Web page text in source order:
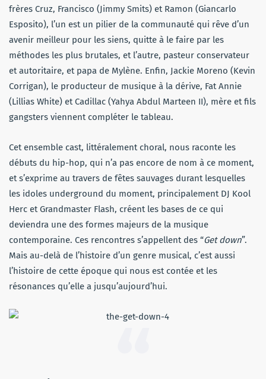
frères Cruz, Francisco (Jimmy Smits) et Ramon (Giancarlo
Esposito), l’un est un pilier de la communauté qui rêve d’un
avenir meilleur pour les siens, quitte à le faire par les
méthodes les plus brutales, et l’autre, pasteur conservateur
et autoritaire, et papa de Mylène. Enfin, Jackie Moreno (Kevin
Corrigan), le producteur de musique à la dérive, Fat Annie
(Lillias White) et Cadillac (Yahya Abdul Marteen II), mère et fils
gangsters viennent compléter le tableau.
Cet ensemble cast, littéralement choral, nous raconte les
débuts du hip-hop, qui n’a pas encore de nom à ce moment,
et s’exprime au travers de fêtes sauvages durant lesquelles
les idoles underground du moment, principalement DJ Kool
Herc et Grandmaster Flash, créent les bases de ce qui
deviendra une des formes majeurs de la musique
contemporaine. Ces rencontres s’appellent des “Get down”.
Mais au-delà de l’histoire d’un genre musical, c’est aussi
l’histoire de cette époque qui nous est contée et les
résonances qu’elle a jusqu’aujourd’hui.